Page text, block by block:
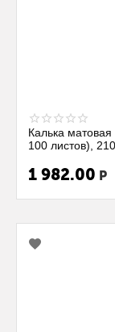
Калька
100 листов),
1 982.00 Р